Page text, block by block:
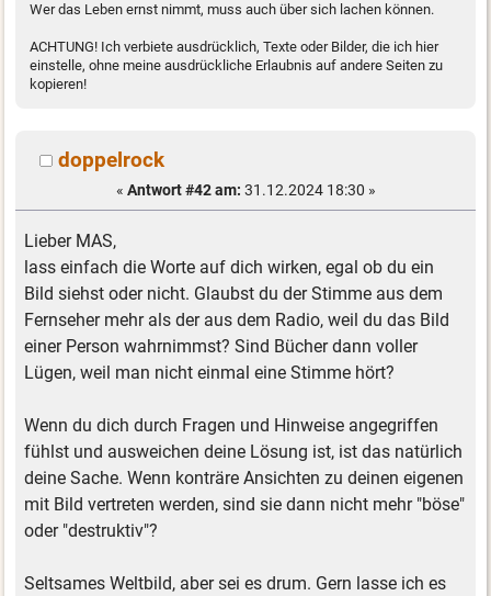
Wer das Leben ernst nimmt, muss auch über sich lachen können.
ACHTUNG! Ich verbiete ausdrücklich, Texte oder Bilder, die ich hier
einstelle, ohne meine ausdrückliche Erlaubnis auf andere Seiten zu
kopieren!
doppelrock
« Antwort #42 am: 31.12.2024 18:30 »
Lieber MAS,
lass einfach die Worte auf dich wirken, egal ob du ein
Bild siehst oder nicht. Glaubst du der Stimme aus dem
Fernseher mehr als der aus dem Radio, weil du das Bild
einer Person wahrnimmst? Sind Bücher dann voller
Lügen, weil man nicht einmal eine Stimme hört?
Wenn du dich durch Fragen und Hinweise angegriffen
fühlst und ausweichen deine Lösung ist, ist das natürlich
deine Sache. Wenn konträre Ansichten zu deinen eigenen
mit Bild vertreten werden, sind sie dann nicht mehr "böse"
oder "destruktiv"?
Seltsames Weltbild, aber sei es drum. Gern lasse ich es